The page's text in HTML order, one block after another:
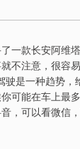
一款长安阿维
不注意，很容
驶是一种趋势，
可能在车上最
，可以看微信